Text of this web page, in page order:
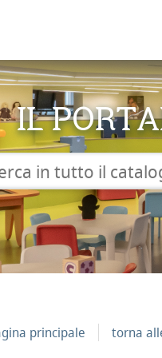
IL
su "Catalogo"
principale torna